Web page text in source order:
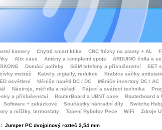
kamery Chytrá smart klika CNC frézky na plasty + AL
Alix case Antény a kompletní spoje ARDUINO čidla a
Domácí potřeby GSM telefony a příslušenství
EET
metráž Kabely, pigtaily, redukce Krabice sáčky
osvětlení Měniče napětí DC / DC Měniče invertory DC / AC
Nástroje, měřidla a nářadí Pájecí a svářecí technika
a příslušenství RouterBoard a UBNT case Routerboard a
Software + zakázkové Součástky náhradní díly Switche
a mřížky, termostaty Topení Rybolov Pece WiFi Zdroje
Jumper PC dvojpinový rozteč 2,54 mm